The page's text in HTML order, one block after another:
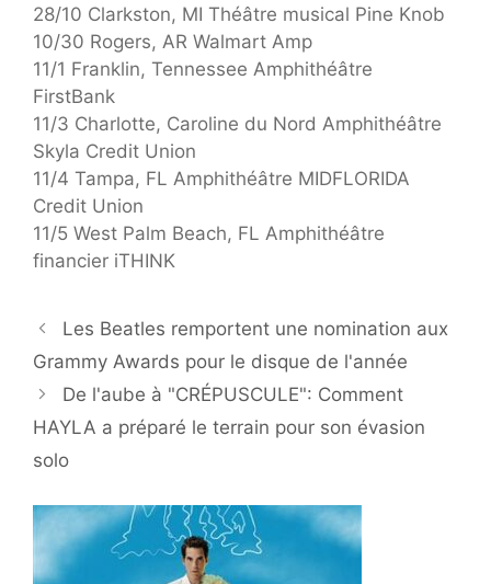
28/10 Clarkston, MI Théâtre musical Pine Knob
10/30 Rogers, AR Walmart Amp
11/1 Franklin, Tennessee Amphithéâtre
FirstBank
11/3 Charlotte, Caroline du Nord Amphithéâtre
Skyla Credit Union
11/4 Tampa, FL Amphithéâtre MIDFLORIDA
Credit Union
11/5 West Palm Beach, FL Amphithéâtre
financier iTHINK
Les Beatles remportent une nomination aux
Grammy Awards pour le disque de l'année
De l'aube à "CRÉPUSCULE": Comment
HAYLA a préparé le terrain pour son évasion
solo